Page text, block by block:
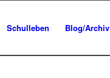
Schulleben Blog/Archiv